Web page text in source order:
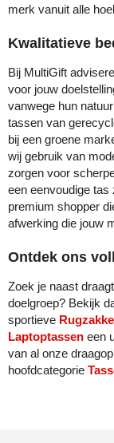
merk vanuit alle
Kwalitatieve
Bij MultiGift
voor jouw
vanwege hun
tassen van
bij een groene
wij gebruik van
zorgen voor
een eenvoudige tas
premium shopper
afwerking die jouw
Ontdek ons
Zoek je naast
doelgroep? Bekijk
sportieve
Laptoptasseneen
van al onze
hoofdcategorie